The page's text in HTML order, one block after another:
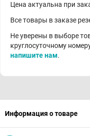
Цена актуальна при
Все товары в заказе
Не уверены в выборе
круглосуточному
напишите нам.
Информация о товаре